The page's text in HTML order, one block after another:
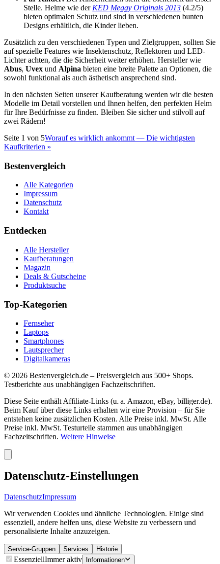
Stelle. Helme wie der KED Meggy Originals 2013 (4.2/5)
bieten optimalen Schutz und sind in verschiedenen bunten
Designs erhältlich, die Kinder lieben.
Zusätzlich zu den verschiedenen Typen und Zielgruppen, sollten Sie
auf spezielle Features wie Insektenschutz, Reflektoren und LED-
Lichter achten, die die Sicherheit weiter erhöhen. Hersteller wie
Abus, Uvex und Alpina bieten eine breite Palette an Optionen, die
sowohl funktional als auch ästhetisch ansprechend sind.
In den nächsten Seiten unserer Kaufberatung werden wir die besten
Modelle im Detail vorstellen und Ihnen helfen, den perfekten Helm
für Ihre Bedürfnisse zu finden. Bleiben Sie sicher und stilvoll auf
zwei Rädern!
Seite 1 von 5Worauf es wirklich ankommt — Die wichtigsten
Kaufkriterien »
Bestenvergleich
Alle Kategorien
Impressum
Datenschutz
Kontakt
Entdecken
Alle Hersteller
Kaufberatungen
Magazin
Deals & Gutscheine
Produktsuche
Top-Kategorien
Fernseher
Laptops
Smartphones
Lautsprecher
Digitalkameras
© 2026 Bestenvergleich.de – Preisvergleich aus 500+ Shops.
Testberichte aus unabhängigen Fachzeitschriften.
Diese Seite enthält Affiliate-Links (u. a. Amazon, eBay, billiger.de).
Beim Kauf über diese Links erhalten wir eine Provision – für Sie
entstehen keine zusätzlichen Kosten. Alle Preise inkl. MwSt. Alle
Preise inkl. MwSt. Testurteile stammen aus unabhängigen
Fachzeitschriften. Weitere Hinweise
Datenschutz-Einstellungen
DatenschutzImpressum
Wir verwenden Cookies und ähnliche Technologien. Einige sind
essenziell, andere helfen uns, diese Website zu verbessern und
personalisierte Inhalte anzuzeigen.
Service-Gruppen Services Historie
EssenziellImmer aktiv Informationen